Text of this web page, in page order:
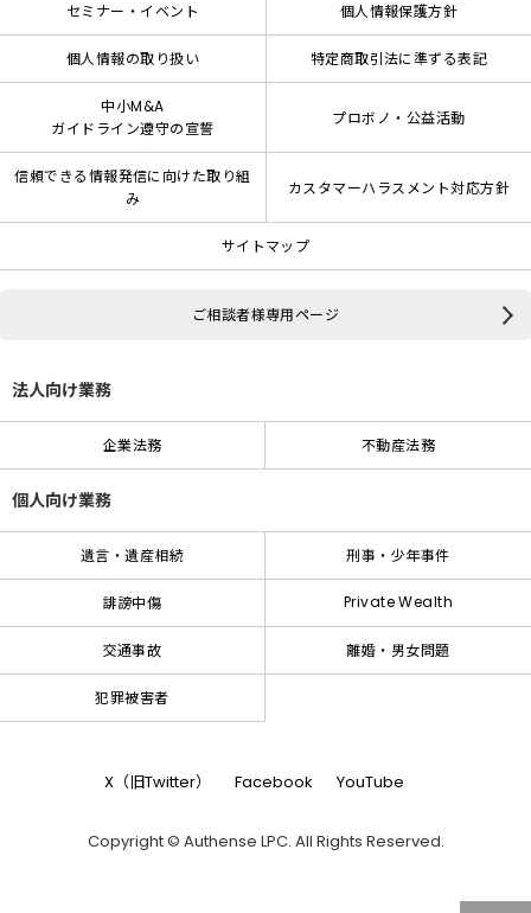
セミナー・イベント 個人情報保護方針
個人情報の取り扱い 特定商取引法に準ずる表記
中小M&A
ガイドライン遵守の宣誓
プロボノ・公益活動
信頼できる情報発信に向けた取り組
み
カスタマーハラスメント対応方針
サイトマップ
ご相談者様専用ページ
法人向け業務
企業法務 不動産法務
個人向け業務
遺言・遺産相続 刑事・少年事件
誹謗中傷 Private Wealth
交通事故 離婚・男女問題
犯罪被害者
X（旧Twitter） Facebook YouTube
Copyright © Authense LPC. All Rights Reserved.